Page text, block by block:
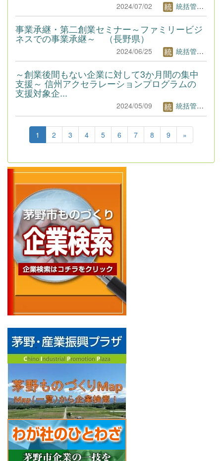
2024/07/02 統括管理者1
事業承継・第二創業セミナー～ファミリービジ
ネスでの事業承継～ （長野県）
2024/06/25 統括管理者1
～創業後間もない企業に対して3か月間の集中
支援～ 信州アクセラレーションプログラムの
支援対象企...
2024/05/09 統括管理者1
1 2 3 4 5 6 7 8 9 »